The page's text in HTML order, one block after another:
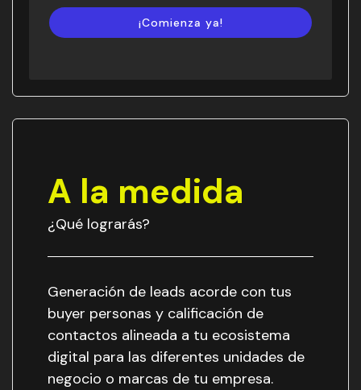
¡Comienza ya!
A la medida
¿Qué lograrás?
Generación de leads acorde con tus
buyer personas y calificación de
contactos alineada a tu ecosistema
digital para las diferentes unidades de
negocio o marcas de tu empresa.